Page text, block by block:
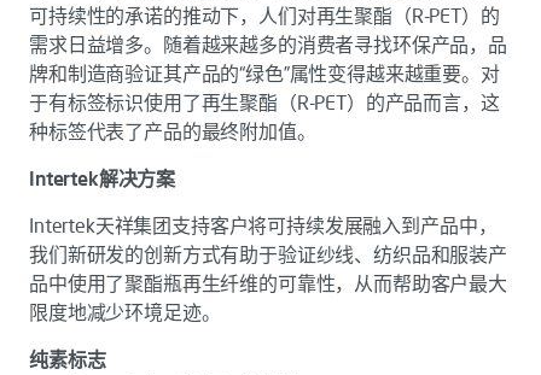
可持续性的承诺的推动下，人们对再生聚酯（R-PET）的
需求日益增多。随着越来越多的消费者寻找环保产品，品
牌和制造商验证其产品的“绿色”属性变得越来越重要。对
于有标签标识使用了再生聚酯（R-PET）的产品而言，这
种标签代表了产品的最终附加值。
Intertek解决方案
Intertek天祥集团支持客户将可持续发展融入到产品中，
我们新研发的创新方式有助于验证纱线、纺织品和服装产
品中使用了聚酯瓶再生纤维的可靠性，从而帮助客户最大
限度地减少环境足迹。
纯素标志